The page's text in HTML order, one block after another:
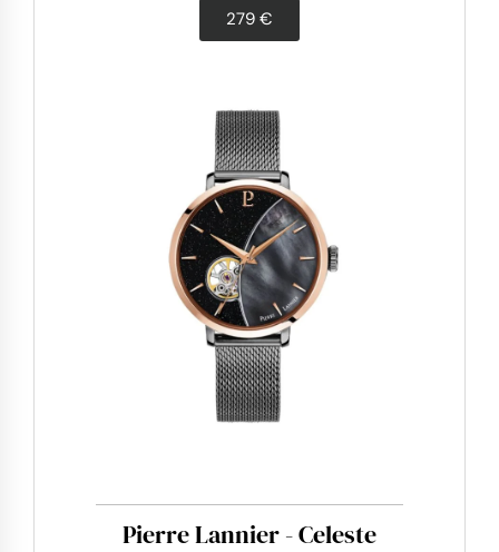
279 €
Pierre Lannier - Celeste